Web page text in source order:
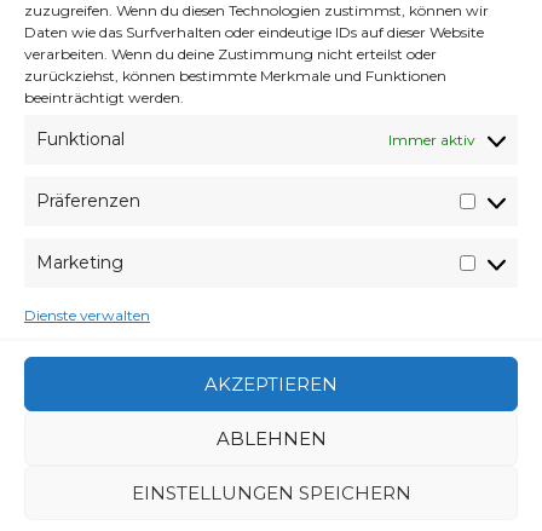
zuzugreifen. Wenn du diesen Technologien zustimmst, können wir
Daten wie das Surfverhalten oder eindeutige IDs auf dieser Website
verarbeiten. Wenn du deine Zustimmung nicht erteilst oder
zurückziehst, können bestimmte Merkmale und Funktionen
beeinträchtigt werden.
Funktional Immer aktiv
Präferenzen
Marketing
Dienste verwalten
AKZEPTIEREN
ABLEHNEN
EINSTELLUNGEN SPEICHERN
Aber um das mal ins richtige Licht zu rücken :
( Er hat all seinen Content noch :( mein in die
Jahre gekommener Content gammelt auf
defekt ist, vor sich hin. Ich hab ja 2010 Radikal
Jahre … WTF. Und ich hab heute noch so
werde wohl nie ein Fefe werden.
alles gute herr Fefe auf weitere x Jahre
CATEGORIES
FUNDSACHEN ,GEDANKENMÜLL,SCHMERZEN